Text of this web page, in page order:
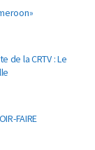
de la CRTV : Le
FAIRE